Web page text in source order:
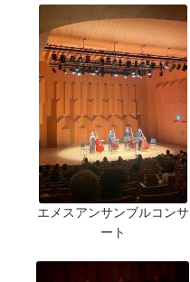
エメスアンサンブルコンサ
ート